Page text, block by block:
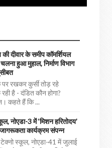
दीवार के समीप कॉमर्शियल
हुआ मुहाल, निर्माण विभाग
पर रखकर कुर्सी तोड़ रहे
है - दंडित कौन होगा?
कहते हैं कि ...
नोएडा-3 में ‘मिशन हरितोदय’
कार्यक्रम संपन्न
टेक्नो स्कूल, नोएडा-41 में जुलाई